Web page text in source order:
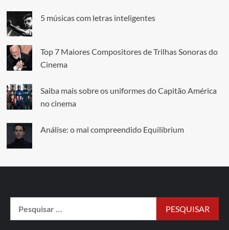
5 músicas com letras inteligentes
Top 7 Maiores Compositores de Trilhas Sonoras do
Cinema
Saiba mais sobre os uniformes do Capitão América
no cinema
Análise: o mal compreendido Equilibrium